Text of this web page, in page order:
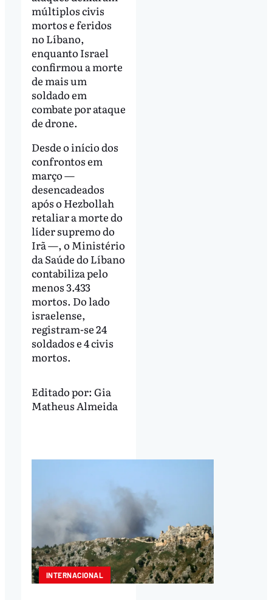
múltiplos civis
mortos e feridos
no Líbano,
enquanto Israel
confirmou a morte
de mais um
soldado em
combate por ataque
de drone.
Desde o início dos
confrontos em
março —
desencadeados
após o Hezbollah
retaliar a morte do
líder supremo do
Irã —, o Ministério
da Saúde do Líbano
contabiliza pelo
menos 3.433
mortos. Do lado
israelense,
registram-se 24
soldados e 4 civis
mortos.
Editado por: Gia
Matheus Almeida
INTERNACIONAL